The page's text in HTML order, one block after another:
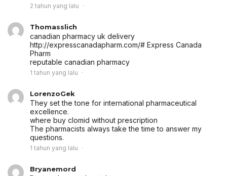
2 tahun yang lalu
Thomasslich
canadian pharmacy uk delivery
http://expresscanadapharm.com/# Express Canada
Pharm
reputable canadian pharmacy
1 tahun yang lalu
LorenzoGek
They set the tone for international pharmaceutical
excellence.
where buy clomid without prescription
The pharmacists always take the time to answer my
questions.
1 tahun yang lalu
Bryanemord